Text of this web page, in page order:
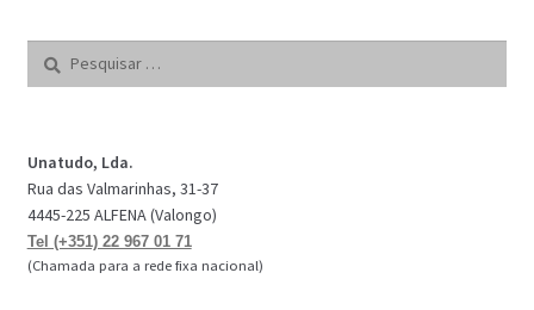
Unatudo, Lda.
Rua das Valmarinhas, 31-37
4445-225 ALFENA (Valongo)
Tel (+351) 22 967 01 71
(Chamada para a rede fixa nacional)